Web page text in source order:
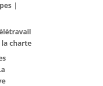
|
la charte